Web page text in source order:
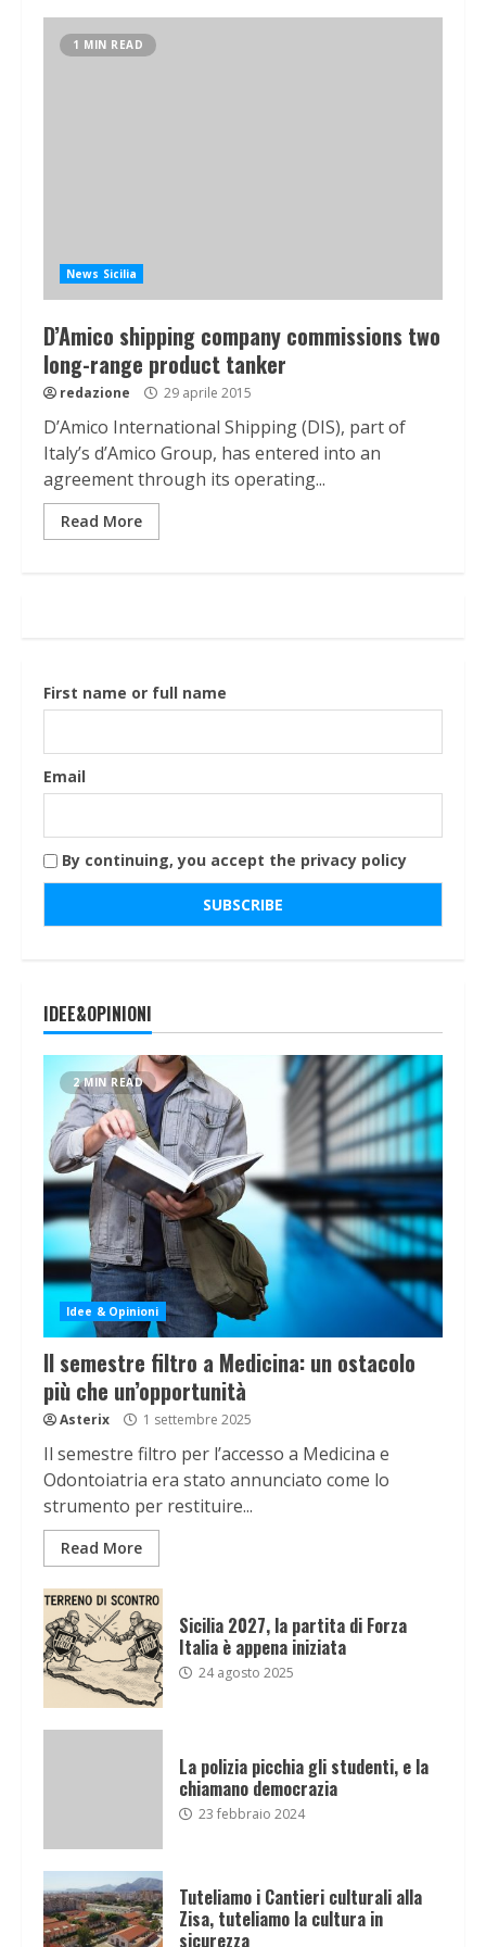
1 MIN READ
News Sicilia
D’Amico shipping company commissions two
long-range product tanker
redazione 29 aprile 2015
D’Amico International Shipping (DIS), part of
Italy’s d’Amico Group, has entered into an
agreement through its operating...
Read More
First name or full name
Email
By continuing, you accept the privacy policy
IDEE&OPINIONI
2 MIN READ
Idee & Opinioni
Il semestre filtro a Medicina: un ostacolo
più che un’opportunità
Asterix 1 settembre 2025
Il semestre filtro per l’accesso a Medicina e
Odontoiatria era stato annunciato come lo
strumento per restituire...
Read More
Sicilia 2027, la partita di Forza
Italia è appena iniziata
24 agosto 2025
La polizia picchia gli studenti, e la
chiamano democrazia
23 febbraio 2024
Tuteliamo i Cantieri culturali alla
Zisa, tuteliamo la cultura in
sicurezza